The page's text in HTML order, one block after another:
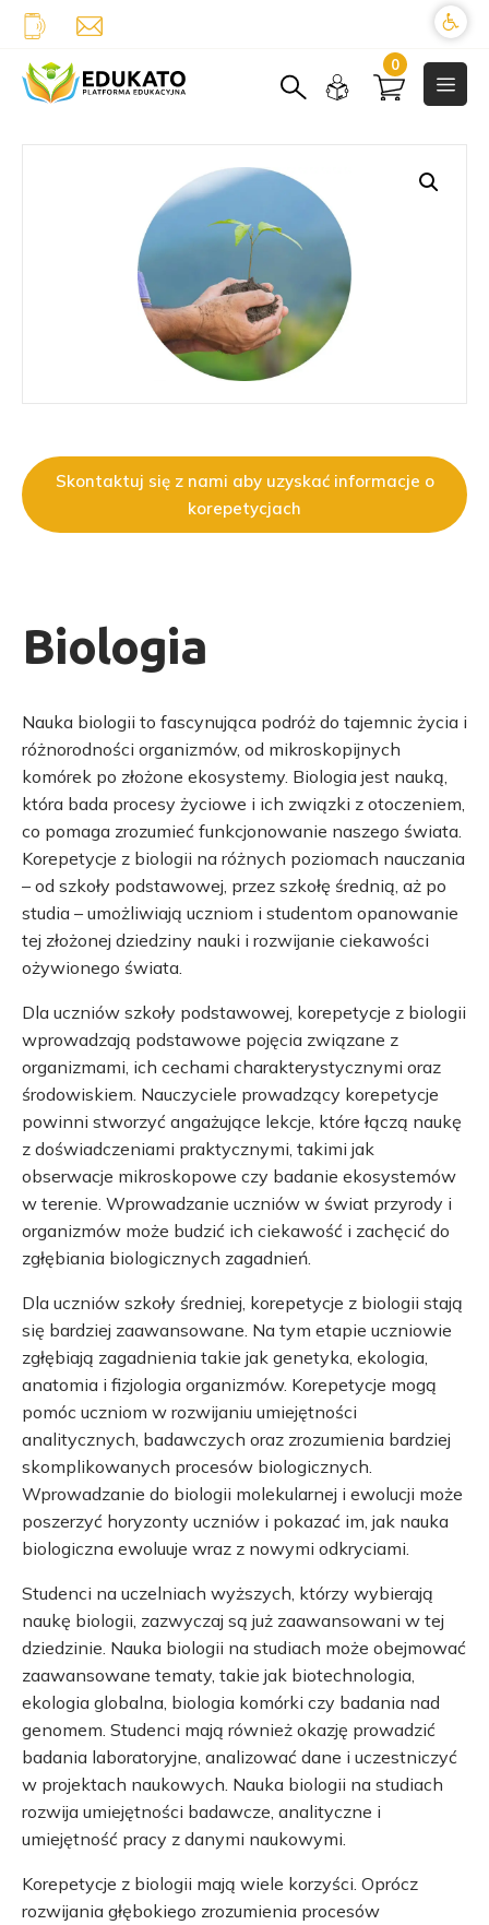
0
Skontaktuj się z nami aby uzyskać informacje o
korepetycjach
Biologia
Nauka biologii to fascynująca podróż do tajemnic życia i
różnorodności organizmów, od mikroskopijnych
komórek po złożone ekosystemy. Biologia jest nauką,
która bada procesy życiowe i ich związki z otoczeniem,
co pomaga zrozumieć funkcjonowanie naszego świata.
Korepetycje z biologii na różnych poziomach nauczania
– od szkoły podstawowej, przez szkołę średnią, aż po
studia – umożliwiają uczniom i studentom opanowanie
tej złożonej dziedziny nauki i rozwijanie ciekawości
ożywionego świata.
Dla uczniów szkoły podstawowej, korepetycje z biologii
wprowadzają podstawowe pojęcia związane z
organizmami, ich cechami charakterystycznymi oraz
środowiskiem. Nauczyciele prowadzący korepetycje
powinni stworzyć angażujące lekcje, które łączą naukę
z doświadczeniami praktycznymi, takimi jak
obserwacje mikroskopowe czy badanie ekosystemów
w terenie. Wprowadzanie uczniów w świat przyrody i
organizmów może budzić ich ciekawość i zachęcić do
zgłębiania biologicznych zagadnień.
Dla uczniów szkoły średniej, korepetycje z biologii stają
się bardziej zaawansowane. Na tym etapie uczniowie
zgłębiają zagadnienia takie jak genetyka, ekologia,
anatomia i fizjologia organizmów. Korepetycje mogą
pomóc uczniom w rozwijaniu umiejętności
analitycznych, badawczych oraz zrozumienia bardziej
skomplikowanych procesów biologicznych.
Wprowadzanie do biologii molekularnej i ewolucji może
poszerzyć horyzonty uczniów i pokazać im, jak nauka
biologiczna ewoluuje wraz z nowymi odkryciami.
Studenci na uczelniach wyższych, którzy wybierają
naukę biologii, zazwyczaj są już zaawansowani w tej
dziedzinie. Nauka biologii na studiach może obejmować
zaawansowane tematy, takie jak biotechnologia,
ekologia globalna, biologia komórki czy badania nad
genomem. Studenci mają również okazję prowadzić
badania laboratoryjne, analizować dane i uczestniczyć
w projektach naukowych. Nauka biologii na studiach
rozwija umiejętności badawcze, analityczne i
umiejętność pracy z danymi naukowymi.
Korepetycje z biologii mają wiele korzyści. Oprócz
rozwijania głębokiego zrozumienia procesów